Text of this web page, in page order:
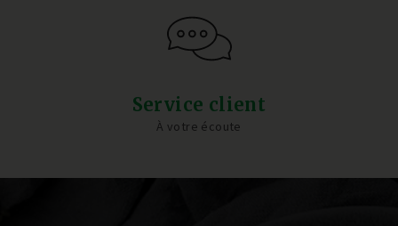
Service client
À votre écoute